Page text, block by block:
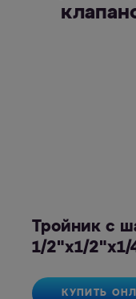
Тройник с
1/2"х1/2"х1/
КУПИТЬ